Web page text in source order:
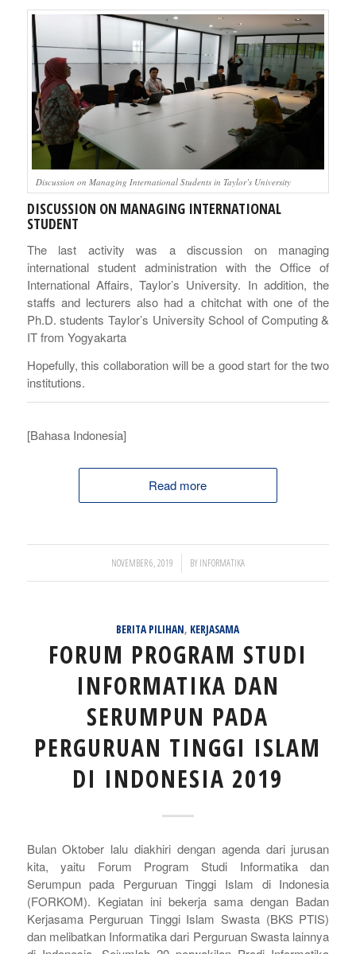
Discussion on Managing International Students in Taylor’s University
DISCUSSION ON MANAGING INTERNATIONAL
STUDENT
The last activity was a discussion on managing
international student administration with the Office of
International Affairs, Taylor’s University. In addition, the
staffs and lecturers also had a chitchat with one of the
Ph.D. students Taylor’s University School of Computing &
IT from Yogyakarta
Hopefully, this collaboration will be a good start for the two
institutions.
[Bahasa Indonesia]
Read more
NOVEMBER 6, 2019
/ BYINFORMATIKA
BERITA PILIHAN, KERJASAMA
FORUM PROGRAM STUDI
INFORMATIKA DAN
SERUMPUN PADA
PERGURUAN TINGGI ISLAM
DI INDONESIA 2019
Bulan Oktober lalu diakhiri dengan agenda dari jurusan
kita, yaitu Forum Program Studi Informatika dan
Serumpun pada Perguruan Tinggi Islam di Indonesia
(FORKOM). Kegiatan ini bekerja sama dengan Badan
Kerjasama Perguruan Tinggi Islam Swasta (BKS PTIS)
dan melibatkan Informatika dari Perguruan Swasta lainnya